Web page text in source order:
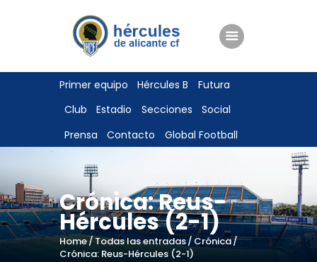
Primer equipo Hércules B
Futura
Club
Estadio Secciones
Social
Prensa
Contacto Global Football
Crónica: Reus-
Hércules (2-1)
Home Todas las entradas
Crónica
Crónica: Reus-Hércules (2-1)
ENTRADAS
TIENDA
HÉRCULESCF100